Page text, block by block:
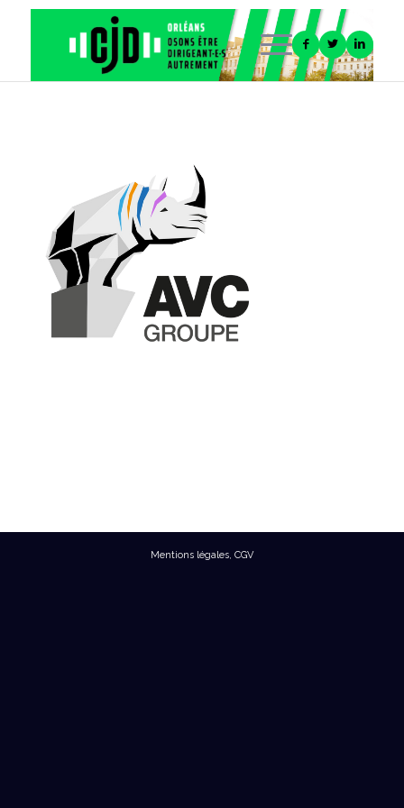
Mentions légales, CGV